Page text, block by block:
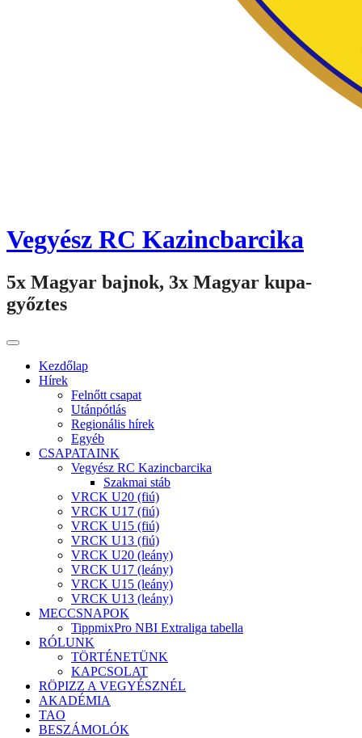
Vegyész RC Kazincbarcika
5x Magyar bajnok, 3x Magyar kupa-
győztes
Kezdőlap
Hírek
Felnőtt csapat
Utánpótlás
Regionális hírek
Egyéb
CSAPATAINK
Vegyész RC Kazincbarcika
Szakmai stáb
VRCK U20 (fiú)
VRCK U17 (fiú)
VRCK U15 (fiú)
VRCK U13 (fiú)
VRCK U20 (leány)
VRCK U17 (leány)
VRCK U15 (leány)
VRCK U13 (leány)
MECCSNAPOK
TippmixPro NBI Extraliga tabella
RÓLUNK
TÖRTÉNETÜNK
KAPCSOLAT
RÖPIZZ A VEGYÉSZNÉL
AKADÉMIA
TAO
BESZÁMOLÓK